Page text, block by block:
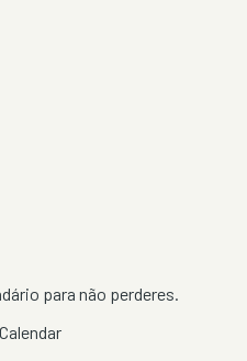
para não perderes.